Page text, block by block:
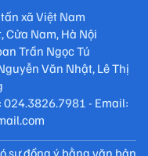
xã Việt Nam
Cửa Nam, Hà Nội
Trần Ngọc Tú
Văn Nhật, Lê Thị
024.3826.7981 - Email:
sự đồng ý bằng văn bản